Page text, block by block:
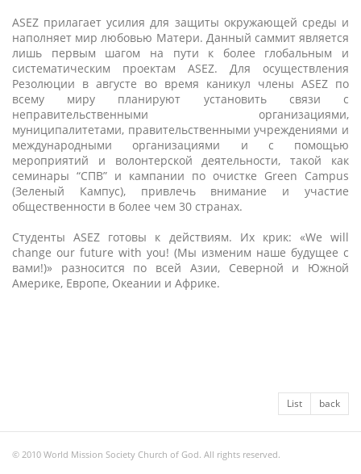
ASEZ прилагает усилия для защиты окружающей среды и
наполняет мир любовью Матери. Данный саммит является
лишь первым шагом на пути к более глобальным и
систематическим проектам ASEZ. Для осуществления
Резолюции в августе во время каникул члены ASEZ по
всему миру планируют установить связи с
неправительственными организациями,
муниципалитетами, правительственными учреждениями и
международными организациями и с помощью
мероприятий и волонтерской деятельности, такой как
семинары “СПВ” и кампании по очистке Green Campus
(Зеленый Кампус), привлечь внимание и участие
общественности в более чем 30 странах.
Студенты ASEZ готовы к действиям. Их крик: «We will
change our future with you! (Мы изменим наше будущее с
вами!)» разносится по всей Азии, Северной и Южной
Америке, Европе, Океании и Африке.
List back
© 2010 World Mission Society Church of God. All rights reserved.